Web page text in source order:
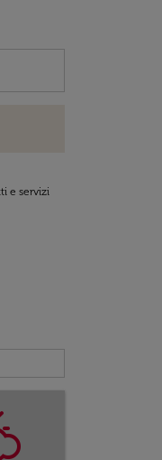
e servizi
option Centigradi